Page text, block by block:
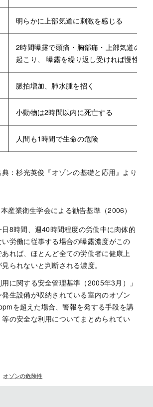
明らかに上部気道に刺激を感じる
2時間曝露で頭痛・胸部痛・上部気道の渇
起こり、 曝露を繰り返し受ければ慢性中
脈拍増加、肺水腫を招く
小動物は2時間以内に死亡する
人間も1時間で生命の危険
典：杉光英俊『オゾンの基礎と応用』より
産業衛生学会による勧告基準（2006）
8時間、週40時間程度の労働中に肉体的
い労働に従事する場合の曝露濃度がこの
れば、ほとんど全ての労働者に健康上
られないと判断される濃度。
用に関する安全管理基準（2005年3月）」
発生設備が収納されている室内のオゾン
を超えた場合、警報を発する手段を講
等の安全な利用についてまとめられてい
オゾンの危険性